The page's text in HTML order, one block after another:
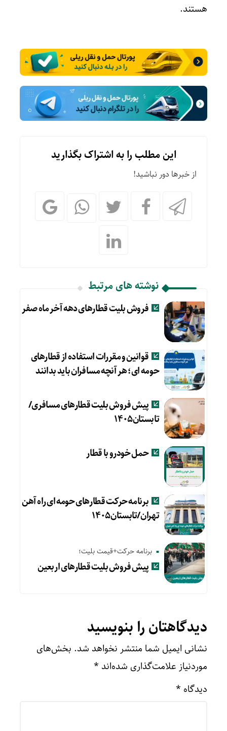
هستند.
این مطلب را به اشتراک بگذارید
از خبرها دور نباشید!
نوشته های مرتبط
فروش بلیت قطارهای دهه آخر ماه صفر
قوانین و مقررات استفاده از قطارهای
حومه ای؛ هر آنچه مسافران باید بدانند
پیش فروش بلیت قطارهای مسافری/
تابستان۱۴۰۵
حمل خودرو با قطار
برنامه حرکت قطارهای حومه ای راه آهن
تهران/تابستان۱۴۰۵
برنامه حرکت+قیمت بلیت؛
پیش‌ فروش بلیت قطارهای اربعین
دیدگاهتان را بنویسید
نشانی ایمیل شما منتشر نخواهد شد. بخش‌های
موردنیاز علامت‌گذاری شده‌اند *
دیدگاه *